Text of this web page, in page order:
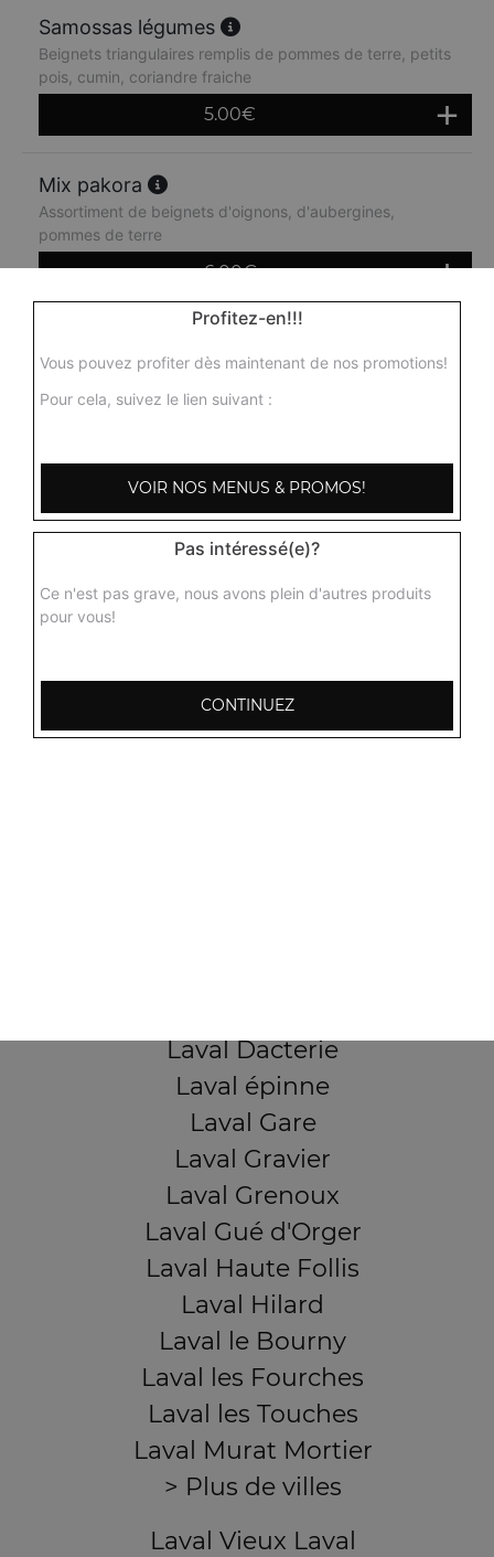
Samossas légumes
Beignets triangulaires remplis de pommes de terre, petits
pois, cumin, coriandre fraiche
5.00€
Mix pakora
Assortiment de beignets d'oignons, d'aubergines,
pommes de terre
6.00€
53000 Laval
Mentions légales
Laval Dacterie
Laval épinne
Laval Gare
Laval Gravier
Laval Grenoux
Laval Gué d'Orger
Laval Haute Follis
Laval Hilard
Laval le Bourny
Laval les Fourches
Laval les Touches
Laval Murat Mortier
> Plus de villes
Laval Vieux Laval
Profitez-en!!!
Vous pouvez profiter dès maintenant de nos promotions!
Pour cela, suivez le lien suivant :
VOIR NOS MENUS & PROMOS!
Pas intéressé(e)?
Ce n'est pas grave, nous avons plein d'autres produits
pour vous!
CONTINUEZ